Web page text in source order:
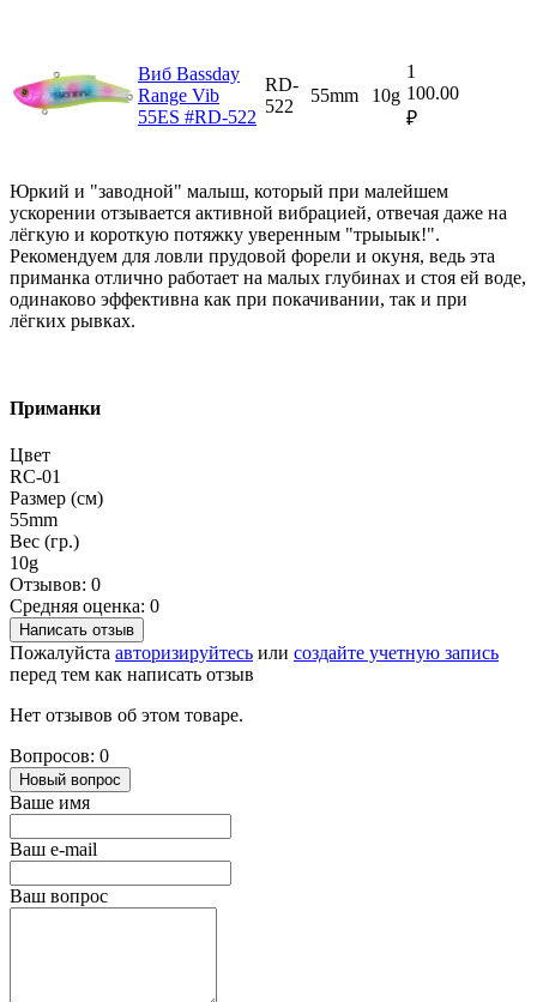
Виб Bassday
Range Vib
55ES #RD-522
RD-
522
55mm 10g
1
100.00
₽
Юркий и "заводной" малыш, который при малейшем
ускорении отзывается активной вибрацией, отвечая даже на
лёгкую и короткую потяжку уверенным "трыыык!".
Рекомендуем для ловли прудовой форели и окуня, ведь эта
приманка отлично работает на малых глубинах и стоя ей воде,
одинаково эффективна как при покачивании, так и при
лёгких рывках.
Приманки
Цвет
RC-01
Размер (см)
55mm
Вес (гр.)
10g
Отзывов: 0
Средняя оценка: 0
Написать отзыв
Пожалуйста авторизируйтесь или создайте учетную запись
перед тем как написать отзыв
Нет отзывов об этом товаре.
Вопросов: 0
Новый вопрос
Ваше имя
Ваш e-mail
Ваш вопрос